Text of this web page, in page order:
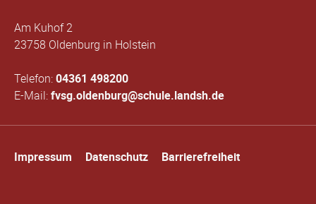
Am Kuhof 2
23758 Oldenburg in Holstein
Telefon:04361 498200
E-Mail:fvsg.oldenburg@schule.landsh.de
überspringen
Impressum Datenschutz Barrierefreiheit